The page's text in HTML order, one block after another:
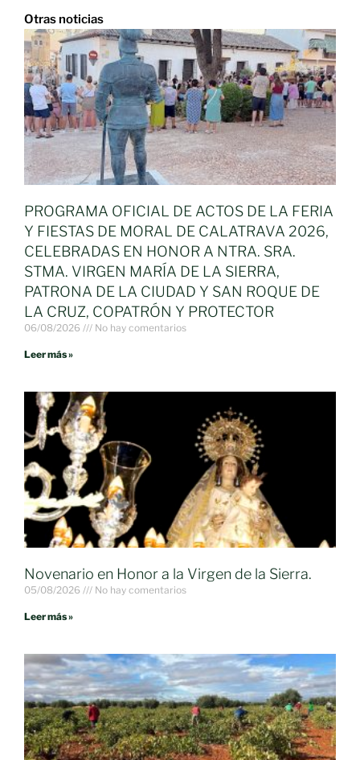
Otras noticias
PROGRAMA OFICIAL DE ACTOS DE LA FERIA
Y FIESTAS DE MORAL DE CALATRAVA 2026,
CELEBRADAS EN HONOR A NTRA. SRA.
STMA. VIRGEN MARÍA DE LA SIERRA,
PATRONA DE LA CIUDAD Y SAN ROQUE DE
LA CRUZ, COPATRÓN Y PROTECTOR
06/08/2026 No hay comentarios
Leer más »
Novenario en Honor a la Virgen de la Sierra.
05/08/2026 No hay comentarios
Leer más »